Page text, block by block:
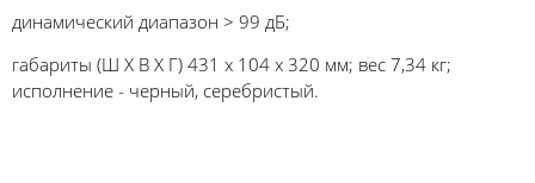
динамический диапазон > 99 дБ;
габариты (Ш Х В Х Г) 431 х 104 х 320 мм; вес 7,34 кг;
исполнение - черный, серебристый.